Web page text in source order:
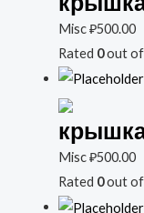
Misc₽500.00
Rated 0out of
Misc₽500.00
Rated 0out of